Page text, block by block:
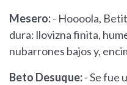
Mesero:- Hoooola,
dura: llovizna finita,
nubarrones bajos y,
Beto Desuque:- Se fue